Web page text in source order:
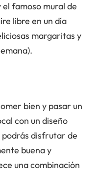
famoso mural de
libre en un día
margaritas y
bien y pasar un
con un diseño
disfrutar de
buena y
una combinación